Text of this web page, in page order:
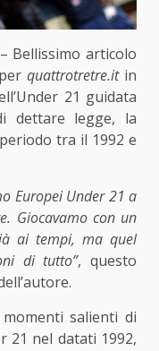
– Bellissimo articolo
perquattrotretre.it in
21 guidata
dettare legge, la
tra il 1992 e
Europei Under 21 a
Giocavamo con un
ai tempi, ma quel
di tutto”, questo
salienti di
21 nel datati 1992,